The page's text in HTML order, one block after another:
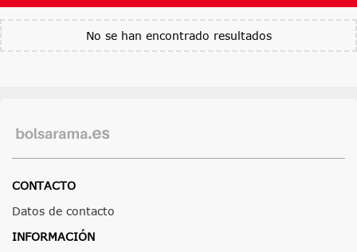
No se han encontrado resultados
CONTACTO
Datos de contacto
INFORMACIÓN